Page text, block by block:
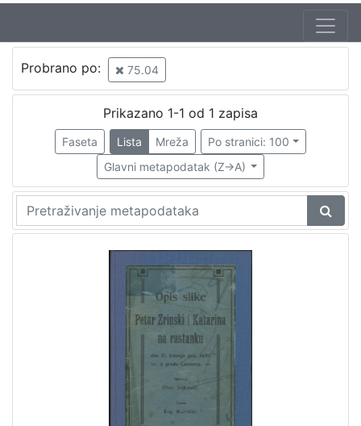
Jezik
hrvatski
Nakladnička
cjelina
Obitelji Šubić, Zrinski i Frankopan
Probrano po: 75.04
Prikazano 1-1 od 1 zapisa
Faseta Lista Mreža
Po stranici: 100
Glavni metapodatak (Z->A)